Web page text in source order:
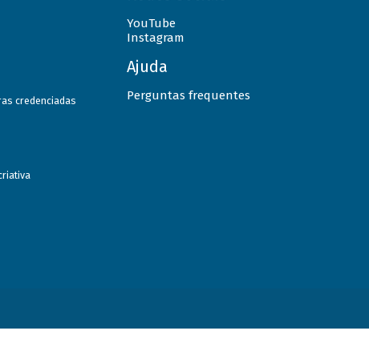
credenciadas
YouTube
Instagram
Ajuda
Perguntas frequentes